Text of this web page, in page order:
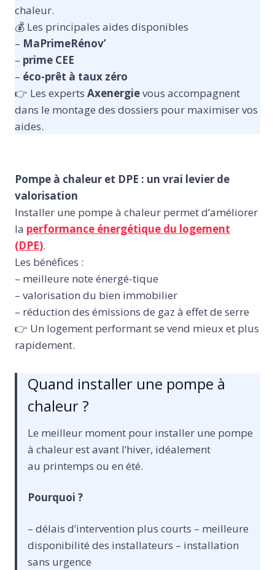
chaleur.
💰 Les principales aides disponibles
– MaPrimeRénov’
– prime CEE
– éco-prêt à taux zéro
👉 Les experts Axenergievous accompagnent
dans le montage des dossiers pour maximiser vos
aides.
Pompe à chaleur et DPE : un vrai levier de
valorisation
Installer une pompe à chaleur permet d’améliorer
la performance énergétique du logement
(DPE).
Les bénéfices :
– meilleure note énergé-tique
– valorisation du bien immobilier
– réduction des émissions de gaz à effet de serre
👉 Un logement performant se vend mieux et plus
rapidement.
Quand installer une pompe à
chaleur ?
Le meilleur moment pour installer une pompe
à chaleur est avant l’hiver, idéalement
au printemps ou en été.
Pourquoi ?
– délais d’intervention plus courts – meilleure
disponibilité des installateurs – installation
sans urgence